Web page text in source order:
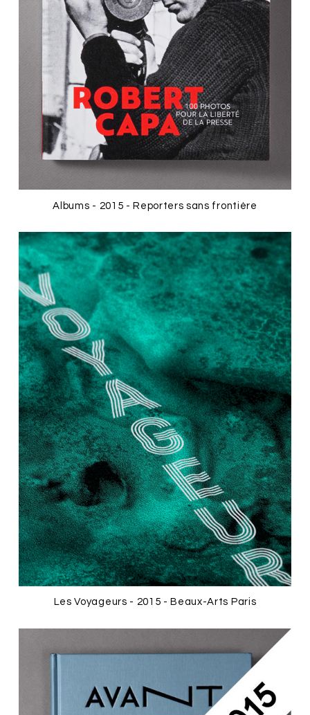
Albums - 2015 - Reporters sans frontière
Les Voyageurs - 2015 - Beaux-Arts Paris